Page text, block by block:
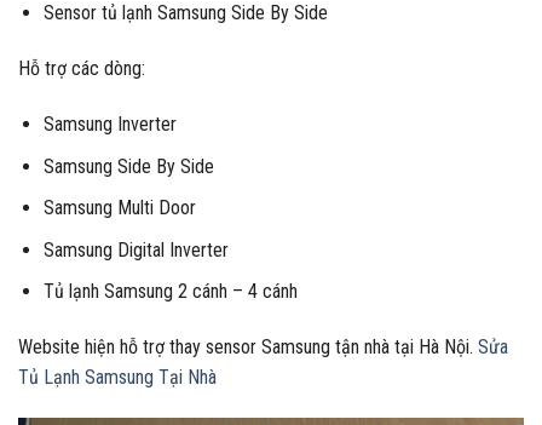
Sensor tủ lạnh Samsung Side By Side
Hỗ trợ các dòng:
Samsung Inverter
Samsung Side By Side
Samsung Multi Door
Samsung Digital Inverter
Tủ lạnh Samsung 2 cánh – 4 cánh
Website hiện hỗ trợ thay sensor Samsung tận nhà tại Hà Nội. Sửa
Tủ Lạnh Samsung Tại Nhà